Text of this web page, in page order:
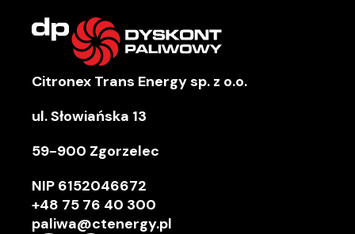
Citronex Trans Energy sp. z o.o.
ul. Słowiańska 13
59-900 Zgorzelec
NIP 6152046672
+48 75 76 40 300
paliwa@ctenergy.pl